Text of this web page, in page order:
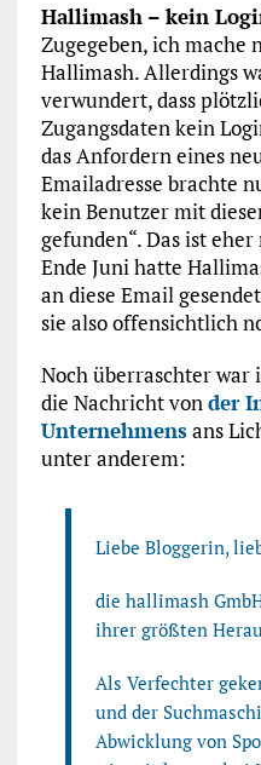
Hallimash – kein
Zugegeben, ich mache
Hallimash. Allerdings
verwundert, dass
Zugangsdaten kein
das Anfordern eines
Emailadresse brachte
kein Benutzer mit
gefunden“. Das ist
Ende Juni hatte
an diese Email
sie also offensichtlich
Noch überraschter war
die Nachricht vonder
Unternehmensans
unter anderem:
Liebe Bloggerin,
die hallimash
ihrer größten
Als Verfechter
und der
Abwicklung von